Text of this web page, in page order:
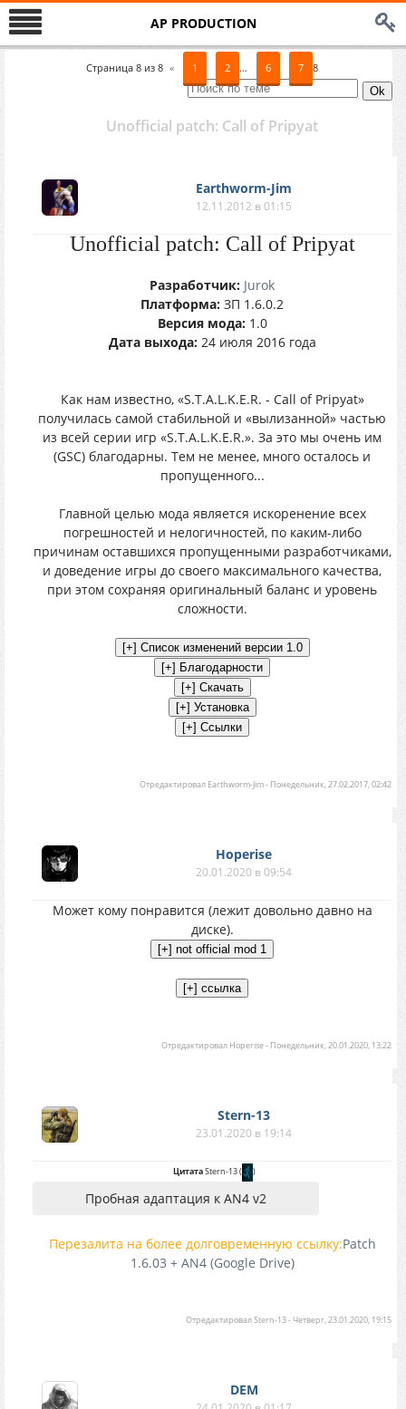
AP PRODUCTION
Страница 8из 8 « 1 2 … 6 7 8
Unofficial patch: Call of Pripyat
Earthworm-Jim
12.11.2012 в 01:15
Unofficial patch: Call of Pripyat
Разработчик: Jurok
Платформа: ЗП 1.6.0.2
Версия мода:1.0
Дата выхода:24 июля 2016 года
Как нам известно, «S.T.A.L.K.E.R. - Call of Pripyat»
получилась самой стабильной и «вылизанной» частью
из всей серии игр «S.T.A.L.K.E.R.». За это мы очень им
(GSC) благодарны. Тем не менее, много осталось и
пропущенного...
Главной целью мода является искоренение всех
погрешностей и нелогичностей, по каким-либо
причинам оставшихся пропущенными разработчиками,
и доведение игры до своего максимального качества,
при этом сохраняя оригинальный баланс и уровень
сложности.
Отредактировал Earthworm-Jim- Понедельник, 27.02.2017, 02:42
Hoperise
20.01.2020 в 09:54
Может кому понравится (лежит довольно давно на
диске).
Отредактировал Hoperise- Понедельник, 20.01.2020, 13:22
Stern-13
23.01.2020 в 19:14
ЦитатаStern-13( )
Пробная адаптация к AN4 v2
Перезалита на более долговременную ссылку:Patch
1.6.03 + AN4 (Google Drive)
ОтредактировалStern-13-Четверг, 23.01.2020, 19:15
DEM